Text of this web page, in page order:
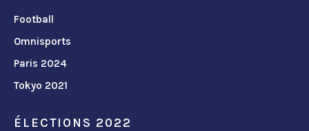
Football
Omnisports
Paris 2024
Tokyo 2021
ÉLECTIONS 2022